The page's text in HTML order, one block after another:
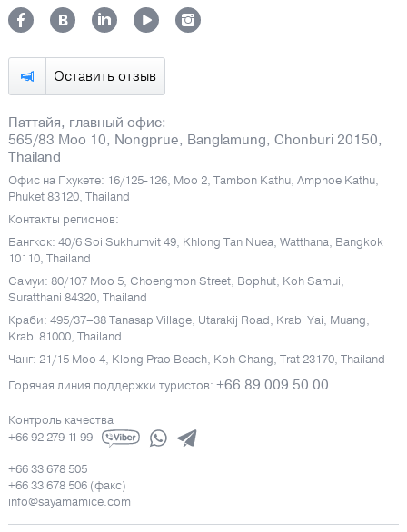
Оставить отзыв
Паттайя, главный офис:
565/83 Moo 10, Nongprue, Banglamung, Chonburi 20150,
Thailand
Офис на Пхукете: 16/125-126, Moo 2, Tambon Kathu, Amphoe Kathu,
Phuket 83120, Thailand
Контакты регионов:
Бангкок: 40/6 Soi Sukhumvit 49, Khlong Tan Nuea, Watthana, Bangkok
10110, Thailand
Самуи: 80/107 Moo 5, Choengmon Street, Bophut, Koh Samui,
Suratthani 84320, Thailand
Краби: 495/37–38 Tanasap Village, Utarakij Road, Krabi Yai, Muang,
Krabi 81000, Thailand
Чанг: 21/15 Moo 4, Klong Prao Beach, Koh Chang, Trat 23170, Thailand
Горячая линия поддержки туристов: +66 89 009 50 00
Контроль качества
+66 92 279 11 99
+66 33 678 505
+66 33 678 506 (факс)
info@sayamamice.com